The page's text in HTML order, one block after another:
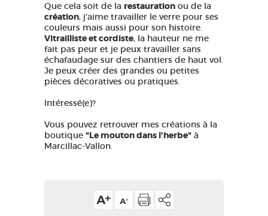
Que cela soit de la restauration ou de la
création, j'aime travailler le verre pour ses
couleurs mais aussi pour son histoire.
Vitrailliste et cordiste, la hauteur ne me
fait pas peur et je peux travailler sans
échafaudage sur des chantiers de haut vol.
Je peux créer des grandes ou petites
pièces décoratives ou pratiques.
Intéressé(e)?
Vous pouvez retrouver mes créations à la
boutique "Le mouton dans l'herbe" à
Marcillac-Vallon.